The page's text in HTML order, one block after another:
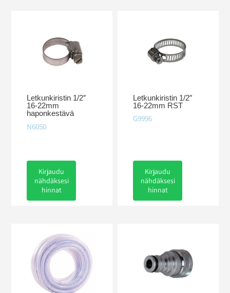
Letkunkiristin 1/2″
16-22mm
haponkestävä
N6050
Kirjaudu
nähdäksesi
hinnat
Letkunkiristin 1/2″
16-22mm RST
G9996
Kirjaudu
nähdäksesi
hinnat